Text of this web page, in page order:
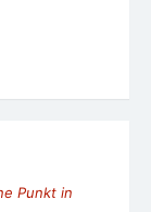
Punkt in